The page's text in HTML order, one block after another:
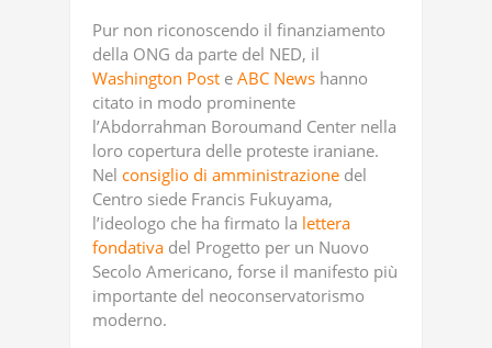
Pur non riconoscendo il finanziamento
della ONG da parte del NED, il
Washington Post e ABC News hanno
citato in modo prominente
l’Abdorrahman Boroumand Center nella
loro copertura delle proteste iraniane.
Nel consiglio di amministrazione del
Centro siede Francis Fukuyama,
l’ideologo che ha firmato la lettera
fondativa del Progetto per un Nuovo
Secolo Americano, forse il manifesto più
importante del neoconservatorismo
moderno.